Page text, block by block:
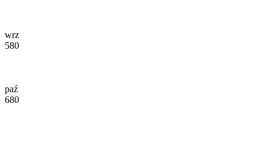
wrz
580
paź
680